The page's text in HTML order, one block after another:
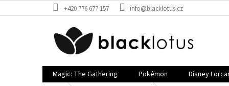
na
+420 776 677 157 info@blacklotus.cz
Magic: The Gathering Pokémon Disney